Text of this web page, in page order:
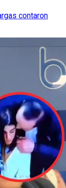
contaron